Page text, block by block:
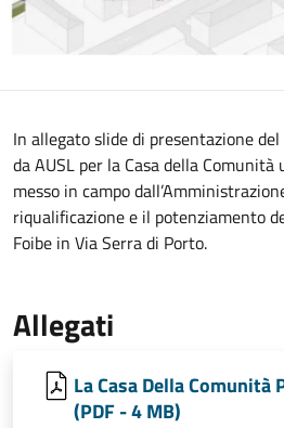
In allegato slide di presentazione
da AUSL per la Casa della
messo in campo
riqualificazione e il potenziamento
Foibe in Via Serra di Porto.
Allegati
La Casa Della Comunità
(PDF - 4 MB)